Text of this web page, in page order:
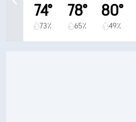
74°
73٪
78°
65٪
80°
49٪